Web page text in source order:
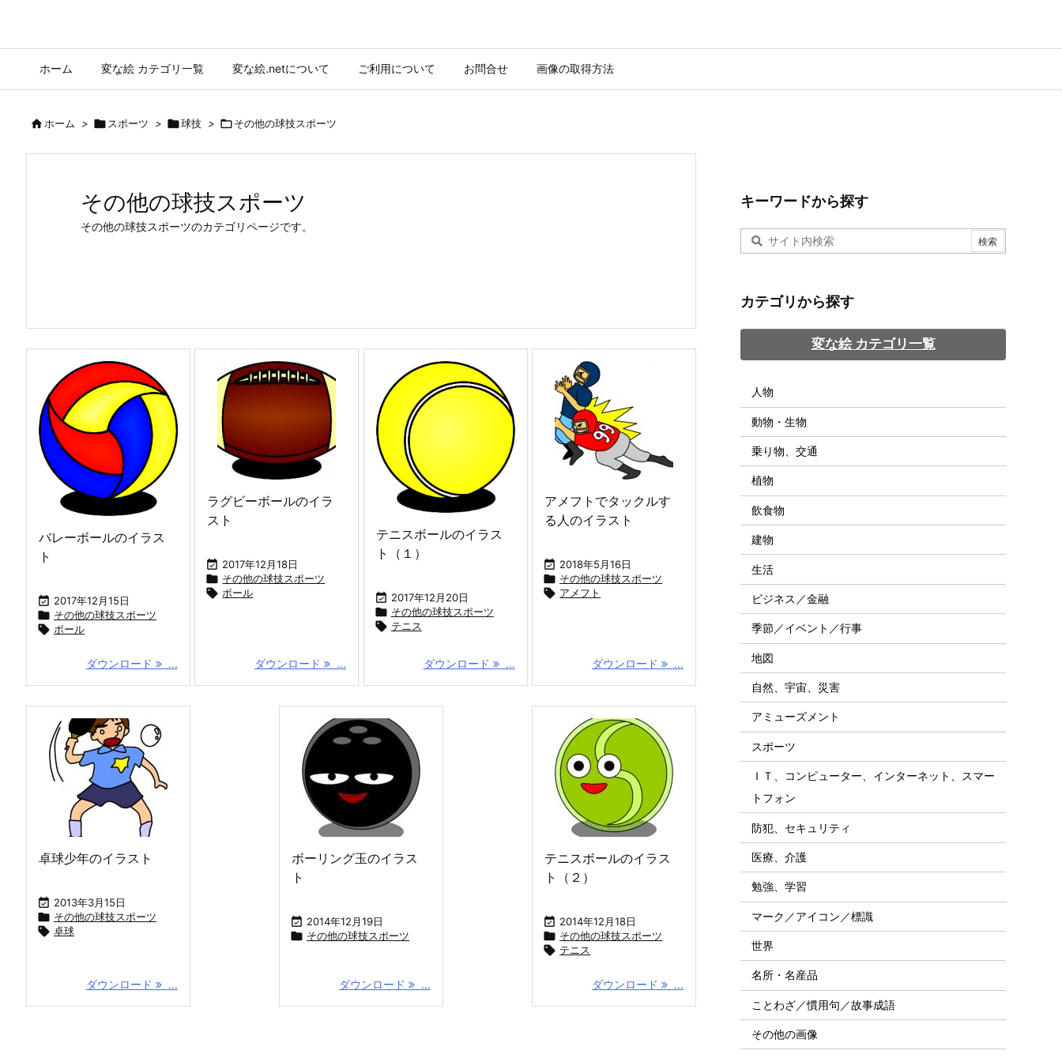
ホーム 変な絵 カテゴリ一覧 変な絵.netについて ご利用について お問合せ 画像の取得方法
ホーム >  スポーツ > 球技 > その他の球技スポーツ
その他の球技スポーツ
その他の球技スポーツのカテゴリページです。
バレーボールのイラス
ト
 2017年12月15日
 その他の球技スポーツ
 ボール
ダウンロード ...
ラグビーボールのイラ
スト
 2017年12月18日
 その他の球技スポーツ
 ボール
ダウンロード ...
テニスボールのイラス
ト（１）
 2017年12月20日
 その他の球技スポーツ
 テニス
ダウンロード ...
アメフトでタックルす
る人のイラスト
 2018年5月16日
 その他の球技スポーツ
 アメフト
ダウンロード ...
卓球少年のイラスト
 2013年3月15日
 その他の球技スポーツ
 卓球
ダウンロード ...
ボーリング玉のイラス
ト
 2014年12月19日
 その他の球技スポーツ
ダウンロード ...
テニスボールのイラス
ト（２）
 2014年12月18日
 その他の球技スポーツ
 テニス
ダウンロード ...
キーワードから探す
カテゴリから探す
変な絵 カテゴリ一覧
人物
動物・生物
乗り物、交通
植物
飲食物
建物
生活
ビジネス／金融
季節／イベント／行事
地図
自然、宇宙、災害
アミューズメント
スポーツ
ＩＴ、コンピューター、インターネット、スマー
トフォン
防犯、セキュリティ
医療、介護
勉強、学習
マーク／アイコン／標識
世界
名所・名産品
ことわざ／慣用句／故事成語
その他の画像